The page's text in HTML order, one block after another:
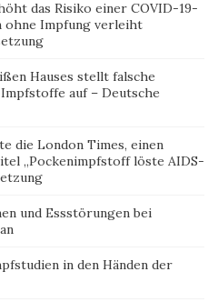
das Risiko einer COVID-19-
ohne Impfung verleiht
Hauses stellt falsche
auf – Deutsche
die London Times, einen
„Pockenimpfstoff löste AIDS-
und Essstörungen bei
in den Händen der